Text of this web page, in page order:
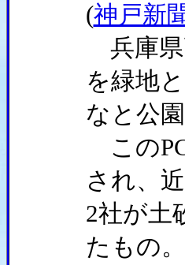
(神戸新
兵庫県
を緑地
なと公
この
され、
2社が土
たもの。